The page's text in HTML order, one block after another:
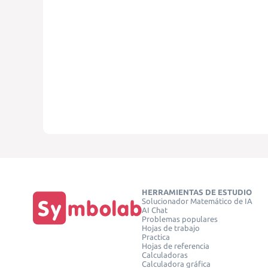
HERRAMIENTAS DE ESTUDIO
Solucionador Matemático de IA
AI Chat
Problemas populares
Hojas de trabajo
Practica
Hojas de referencia
Calculadoras
Calculadora gráfica